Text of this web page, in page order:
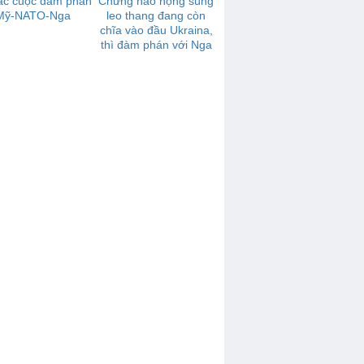
NATO-Nga
leo thang đang còn
chĩa vào đầu Ukraina,
thì đàm phán với Nga